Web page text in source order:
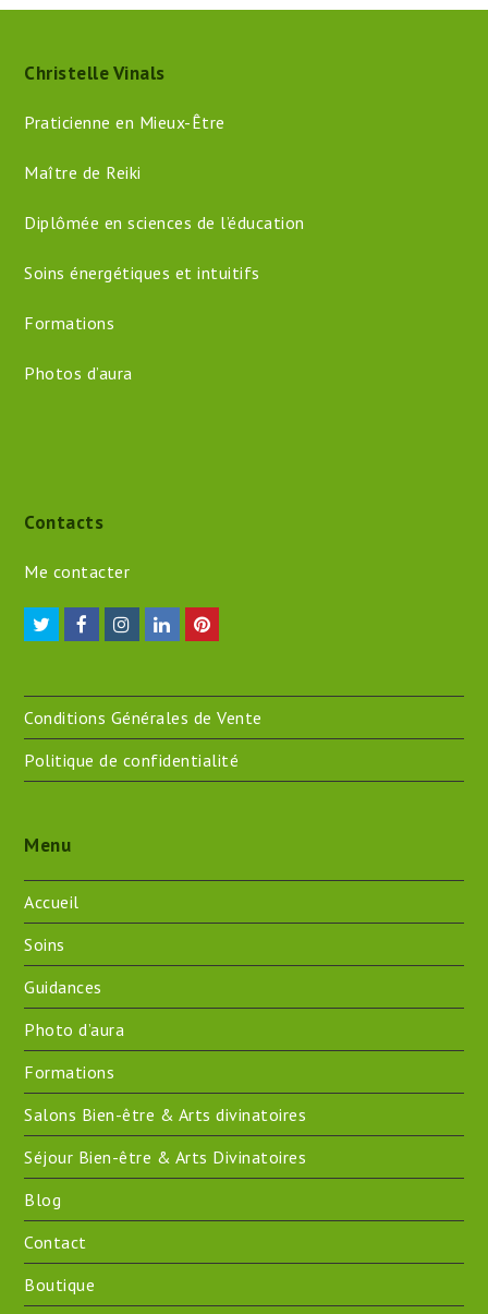
Christelle Vinals
Praticienne en Mieux-Être
Maître de Reiki
Diplômée en sciences de l’éducation
Soins énergétiques et intuitifs
Formations
Photos d’aura
Contacts
Me contacter
TwitterFacebookInstagram
LinkedInPinterest
Conditions Générales de Vente
Politique de confidentialité
Menu
Accueil
Soins
Guidances
Photo d’aura
Formations
Salons Bien-être & Arts divinatoires
Séjour Bien-être & Arts Divinatoires
Blog
Contact
Boutique